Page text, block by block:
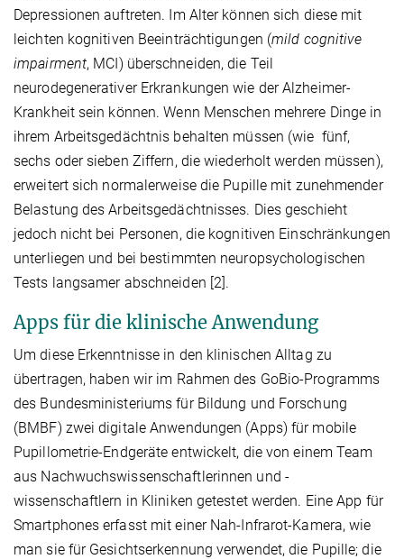
Depressionen auftreten. Im Alter können sich diese mit
leichten kognitiven Beeinträchtigungen (mild cognitive
impairment, MCI) überschneiden, die Teil
neurodegenerativer Erkrankungen wie der Alzheimer-
Krankheit sein können. Wenn Menschen mehrere Dinge in
ihrem Arbeitsgedächtnis behalten müssen (wie fünf,
sechs oder sieben Ziffern, die wiederholt werden müssen),
erweitert sich normalerweise die Pupille mit zunehmender
Belastung des Arbeitsgedächtnisses. Dies geschieht
jedoch nicht bei Personen, die kognitiven Einschränkungen
unterliegen und bei bestimmten neuropsychologischen
Tests langsamer abschneiden [2].
Apps für die klinische Anwendung
Um diese Erkenntnisse in den klinischen Alltag zu
übertragen, haben wir im Rahmen des GoBio-Programms
des Bundesministeriums für Bildung und Forschung
(BMBF) zwei digitale Anwendungen (Apps) für mobile
Pupillometrie-Endgeräte entwickelt, die von einem Team
aus Nachwuchswissenschaftlerinnen und -
wissenschaftlern in Kliniken getestet werden. Eine App für
Smartphones erfasst mit einer Nah-Infrarot-Kamera, wie
man sie für Gesichtserkennung verwendet, die Pupille; die